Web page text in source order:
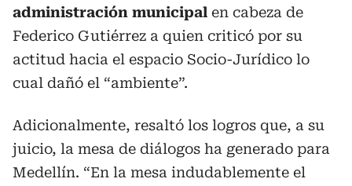
administración municipal en cabeza de
Federico Gutiérrez a quien criticó por su
actitud hacia el espacio Socio-Jurídico lo
cual dañó el “ambiente”.
Adicionalmente, resaltó los logros que, a su
juicio, la mesa de diálogos ha generado para
Medellín. “En la mesa indudablemente el